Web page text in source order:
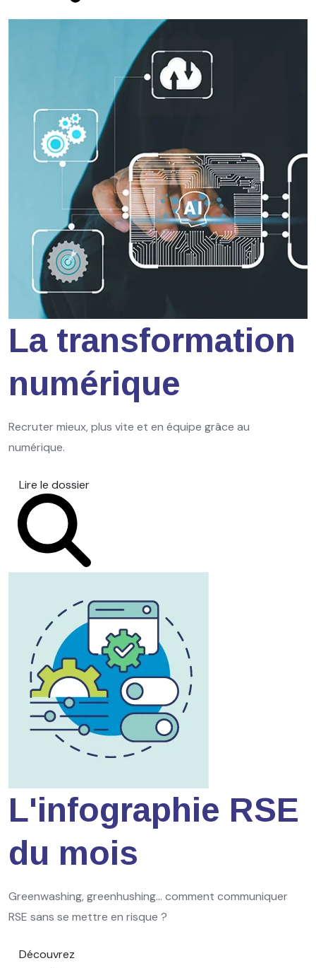
La transformation
numérique
Recruter mieux, plus vite et en équipe grâce au
numérique.
Lire le dossier
L'infographie RSE
du mois
Greenwashing, greenhushing… comment communiquer
RSE sans se mettre en risque ?
Découvrez